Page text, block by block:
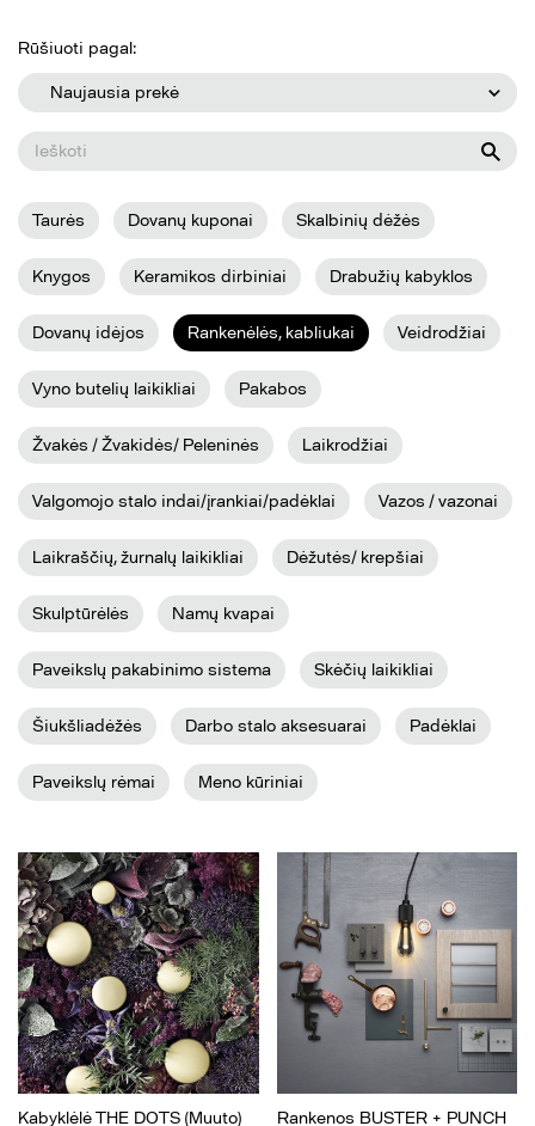
Rūšiuoti pagal:
Naujausia prekė
Taurės Dovanų kuponai Skalbinių dėžės
Knygos Keramikos dirbiniai Drabužių kabyklos
Dovanų idėjos Rankenėlės, kabliukai Veidrodžiai
Vyno butelių laikikliai Pakabos
Žvakės / Žvakidės/ Peleninės Laikrodžiai
Valgomojo stalo indai/įrankiai/padėklai Vazos / vazonai
Laikraščių, žurnalų laikikliai Dėžutės/ krepšiai
Skulptūrėlės Namų kvapai
Paveikslų pakabinimo sistema Skėčių laikikliai
Šiukšliadėžės Darbo stalo aksesuarai Padėklai
Paveikslų rėmai Meno kūriniai
Kabyklėlė THE DOTS (Muuto) Rankenos BUSTER + PUNCH